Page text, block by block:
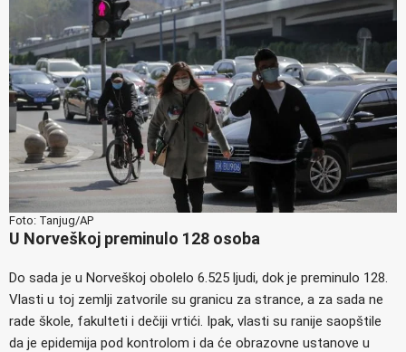
Foto: Tanjug/AP
U Norveškoj preminulo 128 osoba
Do sada je u Norveškoj obolelo 6.525 ljudi, dok je preminulo 128.
Vlasti u toj zemlji zatvorile su granicu za strance, a za sada ne
rade škole, fakulteti i dečiji vrtići. Ipak, vlasti su ranije saopštile
da je epidemija pod kontrolom i da će obrazovne ustanove u